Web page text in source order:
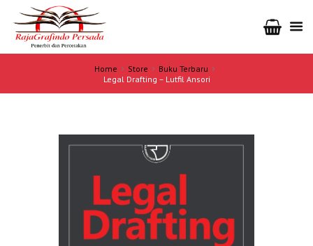
Home Store
Buku Terbaru
Legal Drafting – Lutfil Ansori